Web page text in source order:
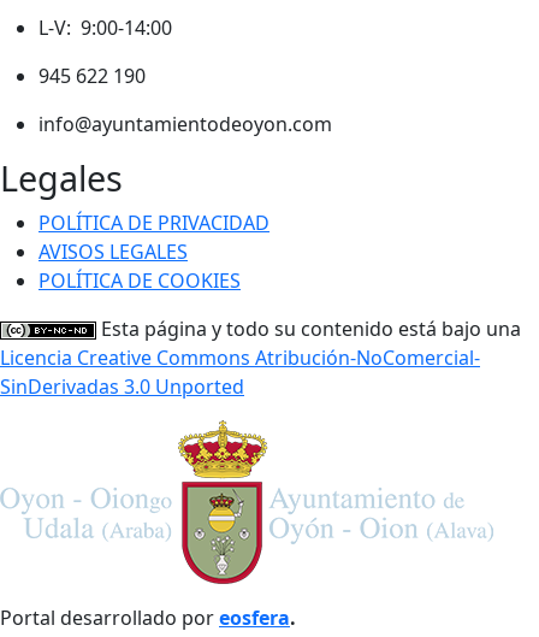
L-V: 9:00-14:00
945 622 190
info@ayuntamientodeoyon.com
Legales
POLÍTICA DE PRIVACIDAD
AVISOS LEGALES
POLÍTICA DE COOKIES
Esta página y todo su contenido está bajo una
Licencia Creative Commons Atribución-NoComercial-
SinDerivadas 3.0 Unported
Portal desarrollado poreosfera.